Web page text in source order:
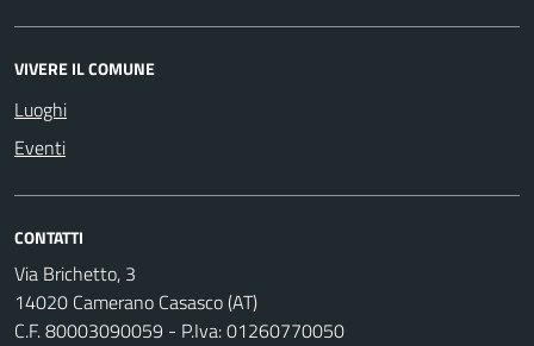
VIVERE IL COMUNE
Luoghi
Eventi
CONTATTI
Via Brichetto, 3
14020 Camerano Casasco (AT)
C.F. 80003090059 - P.Iva: 01260770050